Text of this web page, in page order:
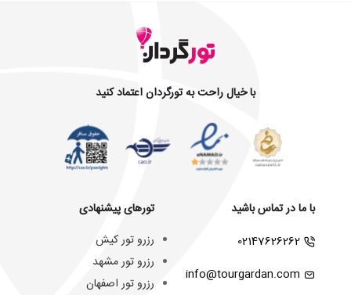
با خیال راحت به تورگردان اعتماد کنید
با ما در تماس باشید
02147626262
info@tourgardan.com
تورهای پیشنهادی
رزرو تور کیش
رزرو تور مشهد
رزرو تور اصفهان